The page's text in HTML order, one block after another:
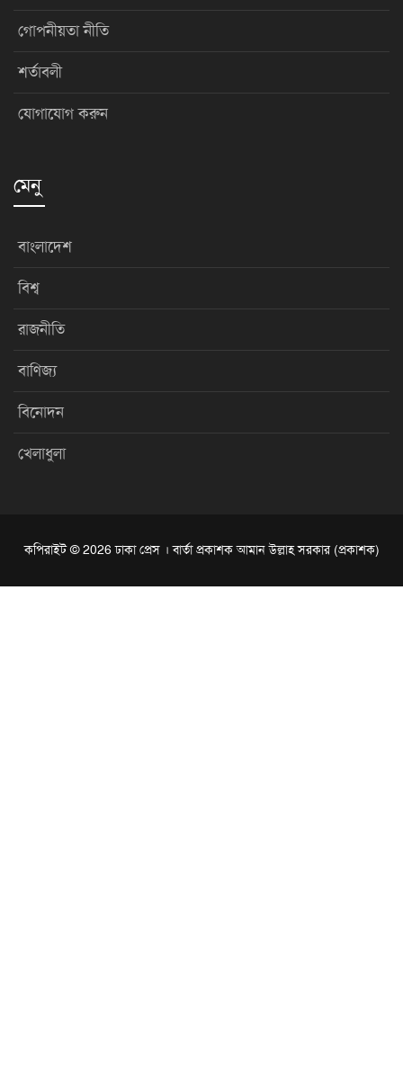
গোপনীয়তা নীতি
শর্তাবলী
যোগাযোগ করুন
মেনু
বাংলাদেশ
বিশ্ব
রাজনীতি
বাণিজ্য
বিনোদন
খেলাধুলা
কপিরাইট © 2026 ঢাকা প্রেস । বার্তা প্রকাশক আমান উল্লাহ সরকার (প্রকাশক)